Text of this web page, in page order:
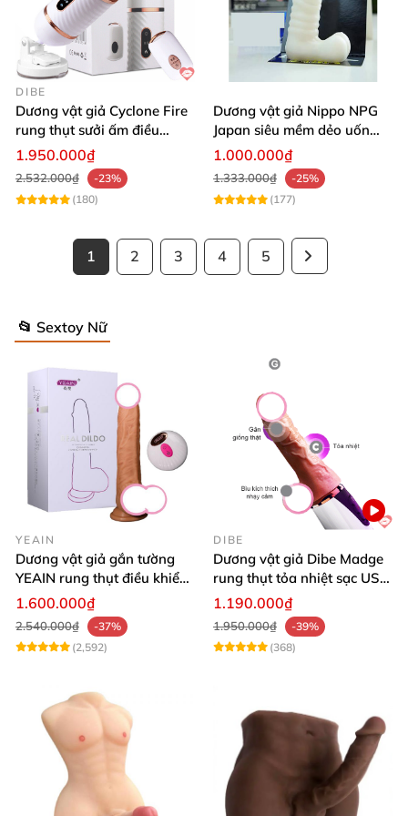
DIBE
Dương vật giả Cyclone Fire
rung thụt sưởi ấm điều
khiển từ xa sạc USB
1.950.000₫
2.532.000₫
-23%
(180)
Dương vật giả Nippo NPG
Japan siêu mềm dẻo uốn
cong dễ dàng
1.000.000₫
1.333.000₫
-25%
(177)
1 2 3 4 5
📂 Sextoy Nữ
YEAIN
Dương vật giả gắn tường
YEAIN rung thụt điều khiển
từ xa tỏa nhiệt
1.600.000₫
2.540.000₫
-37%
(2,592)
DIBE
Dương vật giả Dibe Madge
rung thụt tỏa nhiệt sạc USB
siêu mềm mại
1.190.000₫
1.950.000₫
-39%
(368)